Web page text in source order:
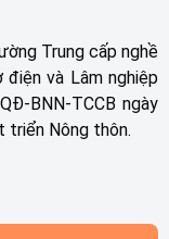
Trung cấp nghề
và Lâm nghiệp
BNN-TCCB ngày
triển Nông thôn.